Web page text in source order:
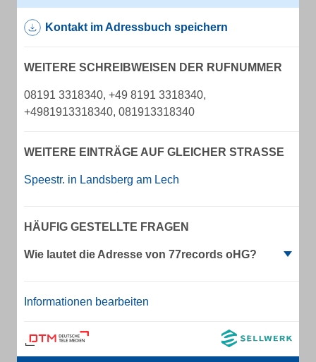
Kontakt im Adressbuch speichern
WEITERE SCHREIBWEISEN DER RUFNUMMER
08191 3318340, +49 8191 3318340,
+4981913318340, 081913318340
WEITERE EINTRÄGE AUF GLEICHER STRASSE
Speestr. in Landsberg am Lech
HÄUFIG GESTELLTE FRAGEN
Wie lautet die Adresse von 77records oHG?
Informationen bearbeiten